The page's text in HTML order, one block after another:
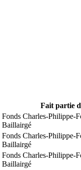
Fait partie
Fonds Charles-Philippe-
Baillairgé
Fonds Charles-Philippe-
Baillairgé
Fonds Charles-Philippe-
Baillairgé